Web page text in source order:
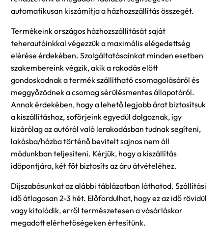
automatikusan kiszámítja a házhozszállítás összegét.
Termékeink országos házhozszállítását saját
teherautóinkkal végezzük a maximális elégedettség
elérése érdekében. Szolgáltatásainkat minden esetben
szakembereink végzik, akik a rakodás előtt
gondoskodnak a termék szállítható csomagolásáról és
meggyőzödnek a csomag sérülésmentes állapotáról.
Annak érdekében, hogy a lehető legjobb árat biztosítsuk
a kiszállításhoz, sofőrjeink egyedül dolgoznak, így
kizárólag az autóról való lerakodásban tudnak segíteni,
lakásba/házba történő bevitelt sajnos nem áll
módunkban teljesíteni. Kérjük, hogy a kiszállítás
időpontjára, két főt biztosíts az áru átvételéhez.
Díjszabásunkat az alábbi táblázatban láthatod. Szállítási
idő átlagosan 2-3 hét. Előfordulhat, hogy ez az idő rövidül
vagy kitolódik, erről természetesen a vásárláskor
megadott elérhetőségeken értesítünk.